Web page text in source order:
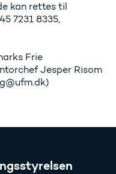
kan rettes til
7231 8335,
Frie
Jesper Risom